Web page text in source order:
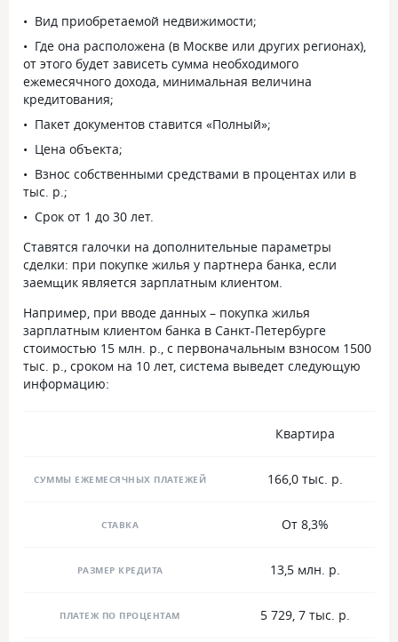
Вид приобретаемой недвижимости;
Где она расположена (в Москве или других регионах),
от этого будет зависеть сумма необходимого
ежемесячного дохода, минимальная величина
кредитования;
Пакет документов ставится «Полный»;
Цена объекта;
Взнос собственными средствами в процентах или в
тыс. р.;
Срок от 1 до 30 лет.
Ставятся галочки на дополнительные параметры
сделки: при покупке жилья у партнера банка, если
заемщик является зарплатным клиентом.
Например, при вводе данных – покупка жилья
зарплатным клиентом банка в Санкт-Петербурге
стоимостью 15 млн. р., с первоначальным взносом 1500
тыс. р., сроком на 10 лет, система выведет следующую
информацию:
Квартира
СУММЫ ЕЖЕМЕСЯЧНЫХ ПЛАТЕЖЕЙ 166,0 тыс. р.
СТАВКА От 8,3%
РАЗМЕР КРЕДИТА 13,5 млн. р.
ПЛАТЕЖ ПО ПРОЦЕНТАМ 5 729, 7 тыс. р.